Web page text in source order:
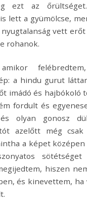
ezt az
lett a gyümölcse,
vett erőt
rohanok.
a hindu gurut
imádó és hajbókoló
fordult és
olyan gonosz
azelőtt még
a képet középen
hiszen
és kinevettem, ha